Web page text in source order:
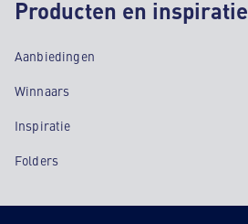
Producten en inspiratie
Aanbiedingen
Winnaars
Inspiratie
Folders